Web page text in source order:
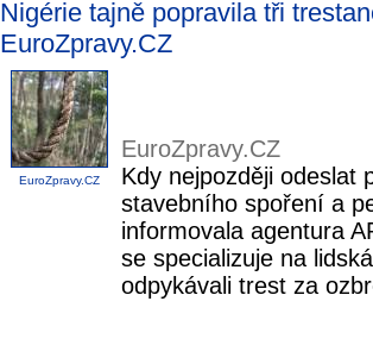
Nigérie tajně popravila tři
EuroZpravy.CZ
EuroZpravy.CZ
EuroZpravy.CZ
Kdy nejpozději odeslat
stavebního spoření a
informovala agentura
se specializuje na
odpykávali trest za